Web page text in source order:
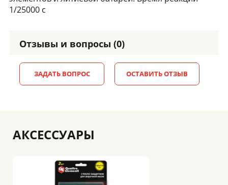
1/25000 с
Отзывы и вопросы (0)
ЗАДАТЬ ВОПРОС ОСТАВИТЬ ОТЗЫВ
АКСЕССУАРЫ